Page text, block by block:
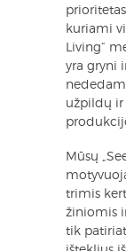
kuriami
Living“
yra gryni
užpildų ir
Mūsų
trimis
žiniomis
tik